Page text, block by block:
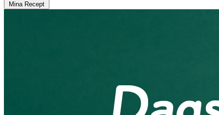
Mina Recept